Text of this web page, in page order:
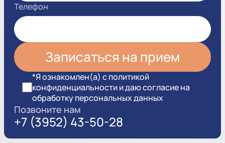
Телефон
*Я ознакомлен(а) с политикой
конфиденциальности и даю согласие на
обработку персональных данных
Позвоните нам
+7 (3952) 43-50-28